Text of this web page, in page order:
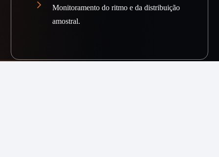
Monitoramento do ritmo e da distribuição
amostral.